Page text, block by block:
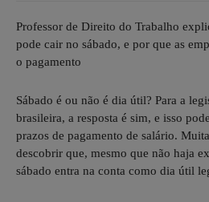
Professor de Direito do Trabalho
pode cair no sábado, e por que as
o pagamento
Sábado é ou não é dia útil? Para a
brasileira, a resposta é sim, e isso
prazos de pagamento de salário.
descobrir que, mesmo que não haja
sábado entra na conta como dia útil